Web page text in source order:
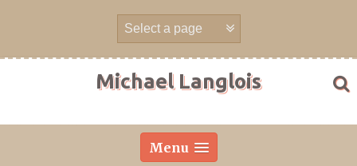
Michael Langlois
Menu